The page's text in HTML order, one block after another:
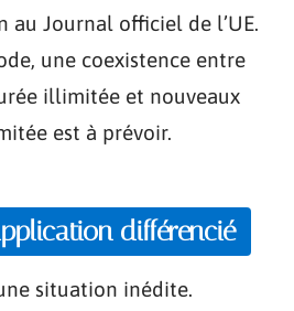
au Journal officiel de l’UE.
une coexistence entre
illimitée et nouveaux
est à prévoir.
différencié
situation inédite.